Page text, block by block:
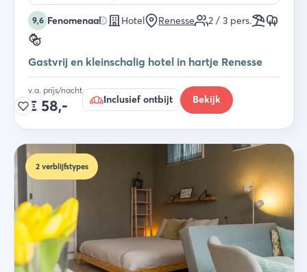
9,6 Fenomenaal Hotel Renesse 2 / 3 pers.
Gastvrij en kleinschalig hotel in hartje Renesse
v.a. prijs/nacht
€ 58,- Inclusief ontbijt Bekijk
2 verblijfstypes